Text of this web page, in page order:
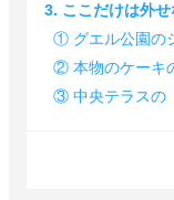
3. ここだけは外
① グエル公園の
② 本物のケーキ
③ 中央テラスの